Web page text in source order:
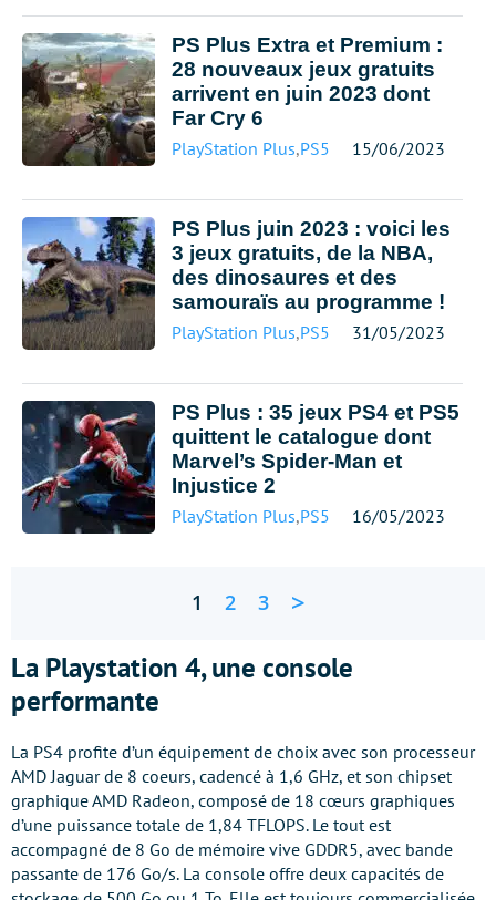
PS Plus Extra et Premium :
28 nouveaux jeux gratuits
arrivent en juin 2023 dont
Far Cry 6
PlayStation Plus,PS5 15/06/2023
PS Plus juin 2023 : voici les
3 jeux gratuits, de la NBA,
des dinosaures et des
samouraïs au programme !
PlayStation Plus,PS5 31/05/2023
PS Plus : 35 jeux PS4 et PS5
quittent le catalogue dont
Marvel’s Spider-Man et
Injustice 2
PlayStation Plus,PS5 16/05/2023
1 2 3 >
La Playstation 4, une console
performante
La PS4 profite d’un équipement de choix avec son processeur
AMD Jaguar de 8 coeurs, cadencé à 1,6 GHz, et son chipset
graphique AMD Radeon, composé de 18 cœurs graphiques
d’une puissance totale de 1,84 TFLOPS. Le tout est
accompagné de 8 Go de mémoire vive GDDR5, avec bande
passante de 176 Go/s. La console offre deux capacités de